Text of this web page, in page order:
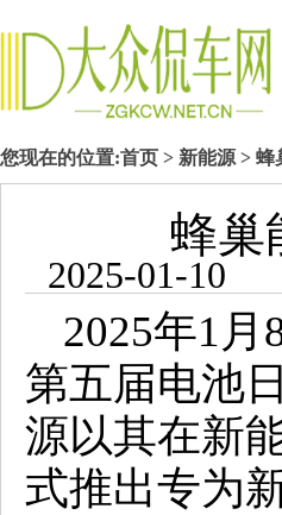
您现在的位置:首页 > 新能源 > 蜂
蜂巢
2025-01-10
2025年1月
第五届电池
源以其在新
式推出专为